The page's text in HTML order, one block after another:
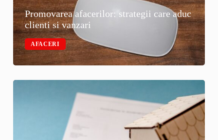
Promovarea afacerilor: strategii care aduc
clienti si vanzari
AFACERI